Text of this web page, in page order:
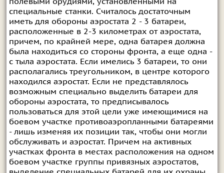
специальные станки. Считалось достаточным
иметь для обороны аэростата 2 - 3 батареи,
расположенные в 2-3 километрах от аэростата,
причем, по крайней мере, одна батарея должна
была находиться со стороны фронта, а еще одна -
с тыла аэростата. Если имелись 3 батареи, то они
располагались треугольником, в центре которого
находился аэростат. Если не представлялось
возможным специально выделить батареи для
обороны аэростата, то предписывалось
пользоваться для этой цели уже имеющимися на
боевом участке противоаэропланными батареями
- лишь изменяя их позиции так, чтобы они могли
обслуживать и аэростат. Причем на активных
участках фронта в местах расположения на одном
боевом участке группы привязных аэростатов,